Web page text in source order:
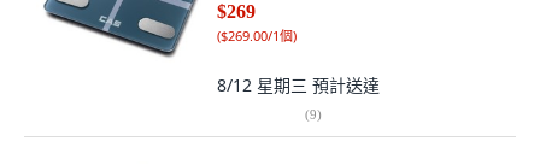
$269
($269.00/1個)
8/12 星期三 預計送達
(9)